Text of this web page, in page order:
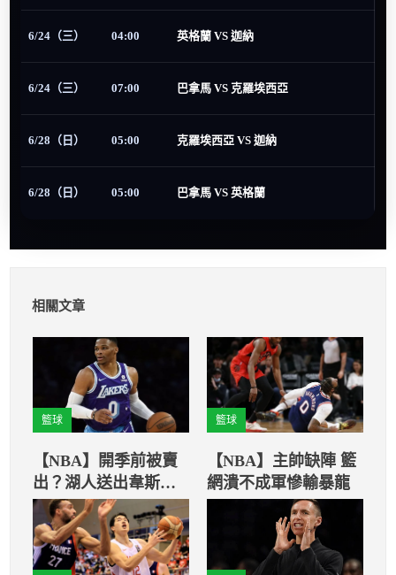
6/24（三） 04:00 英格蘭 VS 迦納
6/24（三） 07:00 巴拿馬 VS 克羅埃西亞
6/28（日） 05:00 克羅埃西亞 VS 迦納
6/28（日） 05:00 巴拿馬 VS 英格蘭
相關文章
籃球
【NBA】開季前被賣
出？湖人送出韋斯布
魯克勢在必行
籃球
【NBA】主帥缺陣 籃
網潰不成軍慘輸暴龍